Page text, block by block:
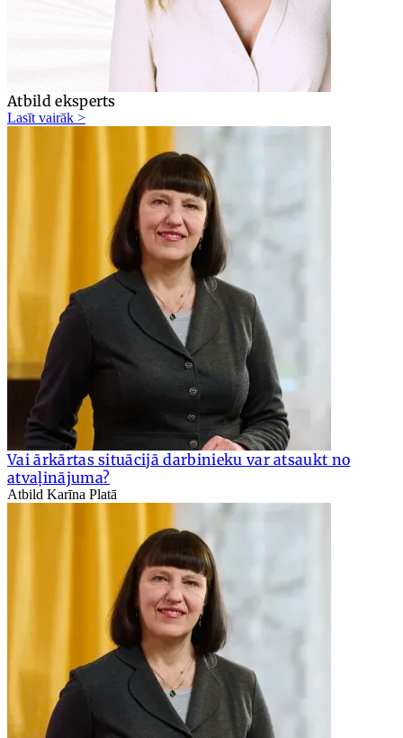
Atbild eksperts
Lasīt vairāk >
Vai ārkārtas situācijā darbinieku var atsaukt no
atvaļinājuma?
Atbild Karīna Platā